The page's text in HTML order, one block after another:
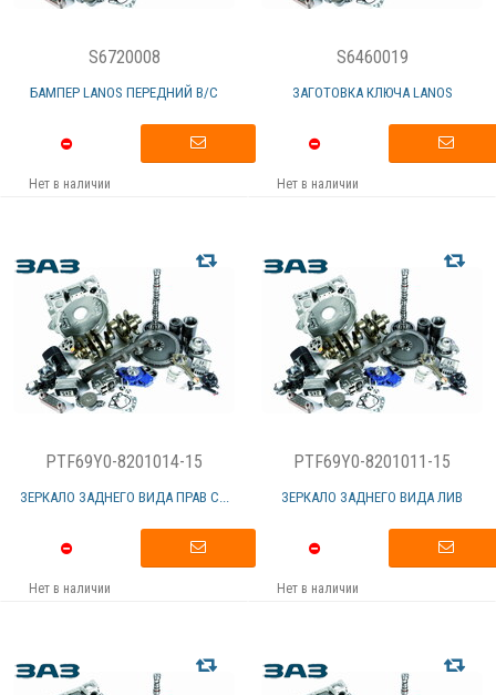
S6720008
БАМПЕР LANOS ПЕРЕДНИЙ В/С
Нет в наличии
S6460019
ЗАГОТОВКА КЛЮЧА LANOS
Нет в наличии
PTF69Y0-8201014-15
ЗЕРКАЛО ЗАДНЕГО ВИДА ПРАВ С...
Нет в наличии
PTF69Y0-8201011-15
ЗЕРКАЛО ЗАДНЕГО ВИДА ЛИВ
Нет в наличии